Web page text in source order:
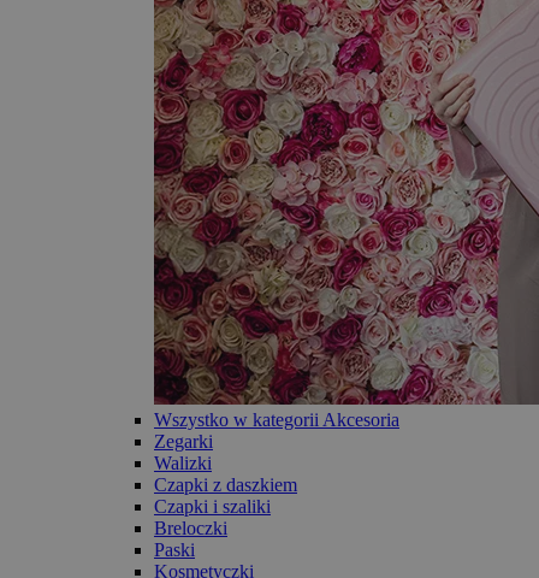
Wszystko w kategorii Akcesoria
Zegarki
Walizki
Czapki z daszkiem
Czapki i szaliki
Breloczki
Paski
Kosmetyczki